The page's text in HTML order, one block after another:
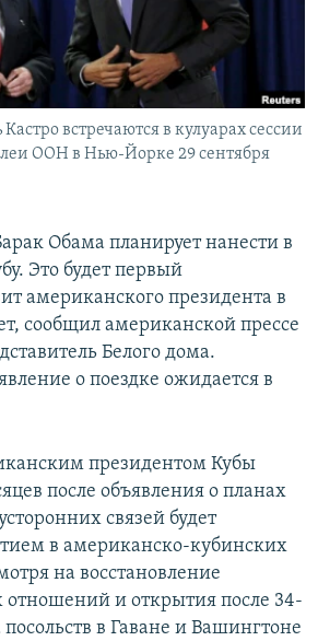
КРЫМАвстречаются в кулуарах сессии
ООН в Нью-Йорке 29 сентября
Обама планирует нанести в
Это будет первый
американского президента в
сообщил американской прессе
Белого дома.
о поездке ожидается в
президентом Кубы
после объявления о планах
связей будет
в американско-кубинских
на восстановление
и открытия после 34-
в Гаване и Вашингтоне